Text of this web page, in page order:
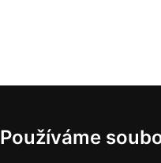
Používáme